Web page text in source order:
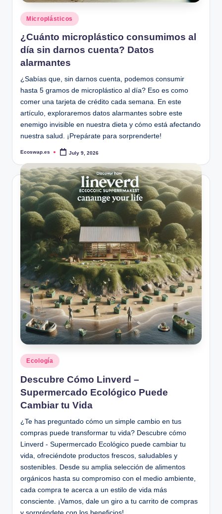
Posted
in
Microplásticos
¿Cuánto microplástico consumimos al
día sin darnos cuenta? Datos
alarmantes
¿Sabías que, sin darnos cuenta, podemos consumir
hasta 5 gramos de microplástico al día? Eso es como
comer una tarjeta de crédito cada semana. En este
artículo, exploraremos datos alarmantes sobre este
enemigo invisible en nuestra dieta y cómo está afectando
nuestra salud. ¡Prepárate para sorprenderte!
Posted
Ecoswap.es July 9, 2026
Posted
in
Ecología
Descubre Cómo Linverd –
Supermercado Ecológico Puede
Cambiar tu Vida
¿Te has preguntado cómo un simple cambio en tus
compras puede transformar tu vida? Descubre cómo
Linverd - Supermercado Ecológico puede cambiar tu
vida, ofreciéndote productos frescos, saludables y
sostenibles. Desde su amplia selección de alimentos
orgánicos hasta su compromiso con el medio ambiente,
cada compra te acerca a un estilo de vida más
consciente. ¡Vamos, dale un giro a tu carrito de compras